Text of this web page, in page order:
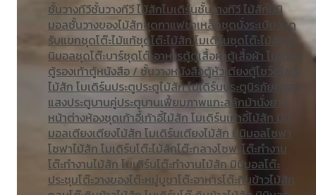
ชั้นวางทีวีชั้นวางทีวี ไม้สักโมเดิร์นชั้นวางทีวี ไม้สักมินิ
มอลชั้นวางของไม้สักชุดกาแฟขาเหล็กชุดนั่งระเบียง ชุด
รับแขกชุดโต๊ะไม้แท้ชุดโต๊ะไม้สัก โมเดิร์นชุดโต๊ะไม้สัก มิ
นิมอลชุดโต๊ะบาร์ชุดโต๊ะอาหารตู้ตู้เสื้อผ้าตู้เสื้อผ้า โมเดิร์น
ตู้รองเท้าตู้หนังสือ / ชั้นวางหนังสือตู้หัวเตียงตู้โชว์
ไม้สัก โมเดิร์นประตูประตูไม้สัก โมเดิร์นประตูนิรภัยคู่ชอง
แสงประตูบานคู่ประตูบานเฟี้ยมภาพแกะสลักม้านั่งยาว
หน้าต่างห้องชุดเก้าอี้เก้าอี้ไม้สัก โมเดิร์นเก้าอี้ไม้สัก มินิ
มอลเตียงเตียงไม้สัก โมเดิร์นเตียงไม้สัก มินิมอลโซฟา
โซฟาไม้สัก โมเดิร์นโต๊ะไม้สักโต๊ะกลางโซฟาโต๊ะทำงาน
โต๊ะทํางานไม้สัก โมเดิร์นโต๊ะทำงานไม้สัก มินิมอลโต๊ะ
ประชุมโต๊ะวางของโต๊ะหมู่บูชาโต๊ะอาหารโต๊ะกินข้าวไม้สัก